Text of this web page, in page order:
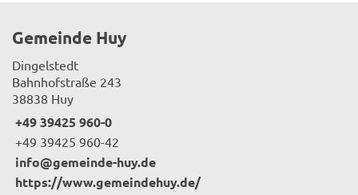
Gemeinde Huy
Dingelstedt
Bahnhofstraße 243
38838 Huy
+49 39425 960-0
+49 39425 960-42
info@gemeinde-huy.de
https://www.gemeindehuy.de/